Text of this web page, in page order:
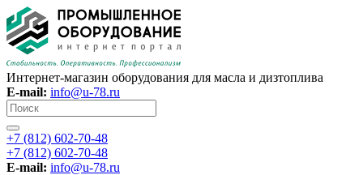
Интернет-магазин оборудования для масла и дизтоплива
E-mail: info@u-78.ru
+7 (812) 602-70-48
+7 (812) 602-70-48
E-mail: info@u-78.ru